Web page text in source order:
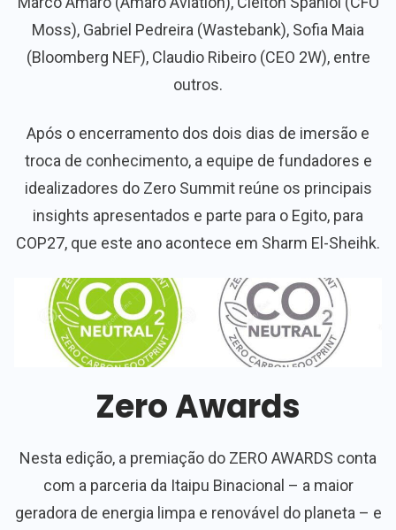
Moss), Gabriel Pedreira (Wastebank), Sofia Maia
(Bloomberg NEF), Claudio Ribeiro (CEO 2W), entre
outros.
Após o encerramento dos dois dias de imersão e
troca de conhecimento, a equipe de fundadores e
idealizadores do Zero Summit reúne os principais
insights apresentados e parte para o Egito, para
COP27, que este ano acontece em Sharm El-Sheihk.
Zero Awards
Nesta edição, a premiação do ZERO AWARDS conta
com a parceria da Itaipu Binacional – a maior
geradora de energia limpa e renovável do planeta – e